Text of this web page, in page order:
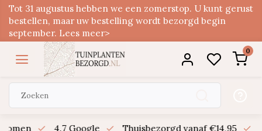
Tot 31 augustus hebben we een zomerstop. U kunt gerust
bestellen, maar uw bestelling wordt bezorgd begin
september. Lees meer>
0
4.7 Google Thuisbezorgd vanaf €14,95